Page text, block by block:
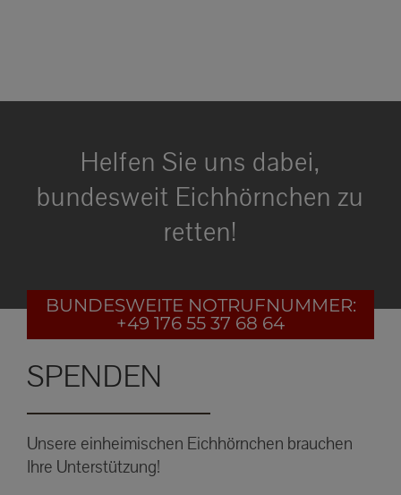
Helfen Sie uns dabei,
bundesweit Eichhörnchen zu
retten!
BUNDESWEITE NOTRUFNUMMER:
+49 176 55 37 68 64
SPENDEN
Unsere einheimischen Eichhörnchen brauchen
Ihre Unterstützung!